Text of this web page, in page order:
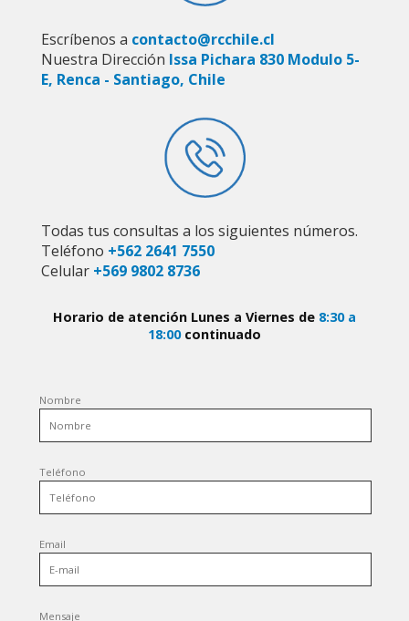
Escríbenos a contacto@rcchile.cl
Nuestra Dirección Issa Pichara 830 Modulo 5-
E, Renca - Santiago, Chile
Todas tus consultas a los siguientes números.
Teléfono +562 2641 7550
Celular +569 9802 8736
Horario de atención Lunes a Viernes de 8:30 a
18:00continuado
Nombre
Teléfono
Email
Mensaje